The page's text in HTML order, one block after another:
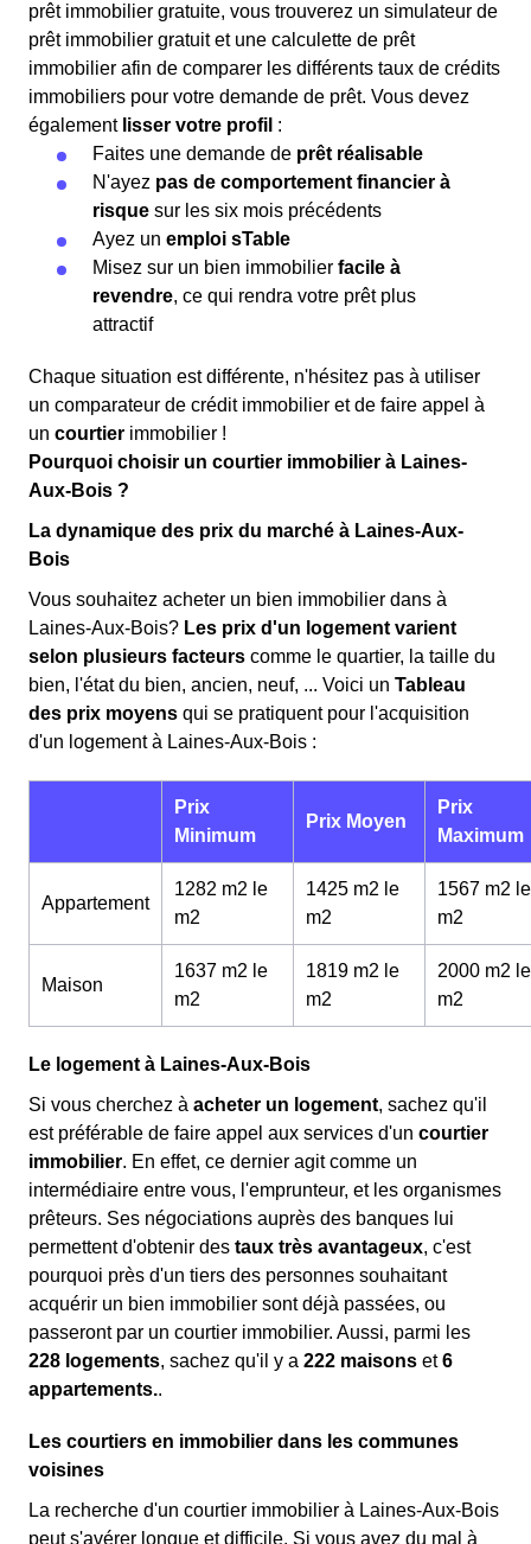
prêt immobilier gratuite, vous trouverez un simulateur de
prêt immobilier gratuit et une calculette de prêt
immobilier afin de comparer les différents taux de crédits
immobiliers pour votre demande de prêt. Vous devez
également lisser votre profil :
Faites une demande de prêt réalisable
N'ayez pas de comportement financier à
risque sur les six mois précédents
Ayez un emploi sTable
Misez sur un bien immobilier facile à
revendre, ce qui rendra votre prêt plus
attractif
Chaque situation est différente, n'hésitez pas à utiliser
un comparateur de crédit immobilier et de faire appel à
un courtier immobilier !
Pourquoi choisir un courtier immobilier à Laines-
Aux-Bois ?
La dynamique des prix du marché à Laines-Aux-
Bois
Vous souhaitez acheter un bien immobilier dans à
Laines-Aux-Bois? Les prix d'un logement varient
selon plusieurs facteurs comme le quartier, la taille du
bien, l'état du bien, ancien, neuf, ... Voici un Tableau
des prix moyens qui se pratiquent pour l'acquisition
d'un logement à Laines-Aux-Bois :
Prix
Minimum
Prix Moyen
Prix
Maximum
Appartement
1282 m2 le
m2
1425 m2 le
m2
1567 m2 le
m2
Maison
1637 m2 le
m2
1819 m2 le
m2
2000 m2 le
m2
Le logement à Laines-Aux-Bois
Si vous cherchez à acheter un logement, sachez qu'il
est préférable de faire appel aux services d'un courtier
immobilier. En effet, ce dernier agit comme un
intermédiaire entre vous, l'emprunteur, et les organismes
prêteurs. Ses négociations auprès des banques lui
permettent d'obtenir des taux très avantageux, c'est
pourquoi près d'un tiers des personnes souhaitant
acquérir un bien immobilier sont déjà passées, ou
passeront par un courtier immobilier. Aussi, parmi les
228 logements, sachez qu'il y a 222 maisons et6
appartements..
Les courtiers en immobilier dans les communes
voisines
La recherche d'un courtier immobilier à Laines-Aux-Bois
peut s'avérer longue et difficile. Si vous avez du mal à